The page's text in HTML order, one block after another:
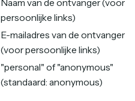
Naam van de ontvanger (voor
persoonlijke links)
E-mailadres van de ontvanger
(voor persoonlijke links)
"personal" of "anonymous"
(standaard: anonymous)